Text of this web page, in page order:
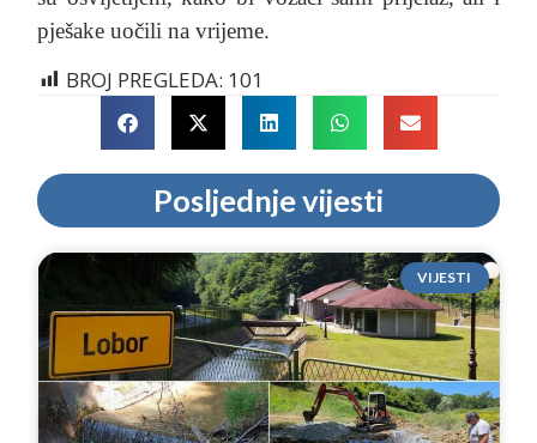
pješake uočili na vrijeme.
BROJ PREGLEDA: 101
Posljednje vijesti
VIJESTI